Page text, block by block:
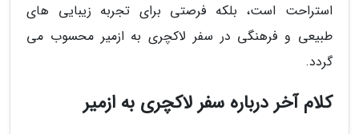
استراحت است، بلکه فرصتی برای تجربه زیبایی های
طبیعی و فرهنگی در سفر لاکچری به ازمیر محسوب می
گردد.
کلام آخر درباره سفر لاکچری به ازمیر